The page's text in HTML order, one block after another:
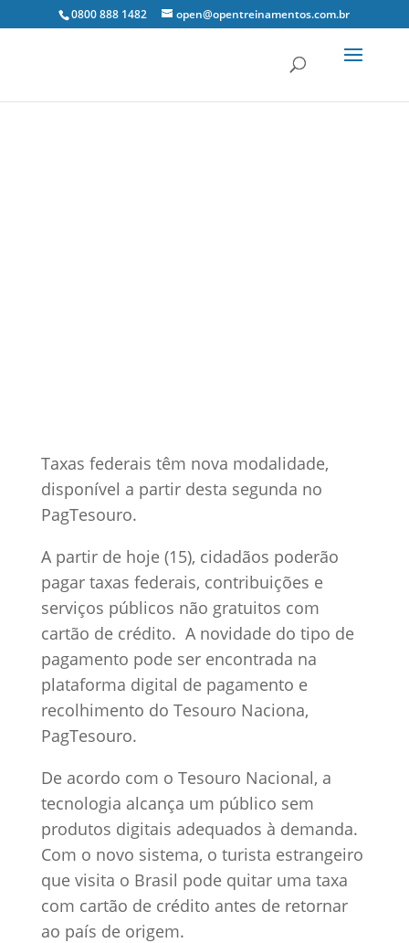
0800 888 1482 open@opentreinamentos.com.br
Taxas federais têm nova modalidade,
disponível a partir desta segunda no
PagTesouro.
A partir de hoje (15), cidadãos poderão
pagar taxas federais, contribuições e
serviços públicos não gratuitos com
cartão de crédito. A novidade do tipo de
pagamento pode ser encontrada na
plataforma digital de pagamento e
recolhimento do Tesouro Naciona,
PagTesouro.
De acordo com o Tesouro Nacional, a
tecnologia alcança um público sem
produtos digitais adequados à demanda.
Com o novo sistema, o turista estrangeiro
que visita o Brasil pode quitar uma taxa
com cartão de crédito antes de retornar
ao país de origem.